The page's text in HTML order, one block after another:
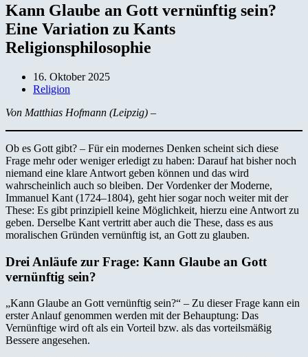
Kann Glaube an Gott vernünftig sein?
Eine Variation zu Kants
Religionsphilosophie
16. Oktober 2025
Religion
Von Matthias Hofmann (Leipzig) –
Ob es Gott gibt? – Für ein modernes Denken scheint sich diese
Frage mehr oder weniger erledigt zu haben: Darauf hat bisher noch
niemand eine klare Antwort geben können und das wird
wahrscheinlich auch so bleiben. Der Vordenker der Moderne,
Immanuel Kant (1724–1804), geht hier sogar noch weiter mit der
These: Es gibt prinzipiell keine Möglichkeit, hierzu eine Antwort zu
geben. Derselbe Kant vertritt aber auch die These, dass es aus
moralischen Gründen vernünftig ist, an Gott zu glauben.
Drei Anläufe zur Frage: Kann Glaube an Gott
vernünftig sein?
„Kann Glaube an Gott vernünftig sein?“ – Zu dieser Frage kann ein
erster Anlauf genommen werden mit der Behauptung: Das
Vernünftige wird oft als ein Vorteil bzw. als das vorteilsmäßig
Bessere angesehen.